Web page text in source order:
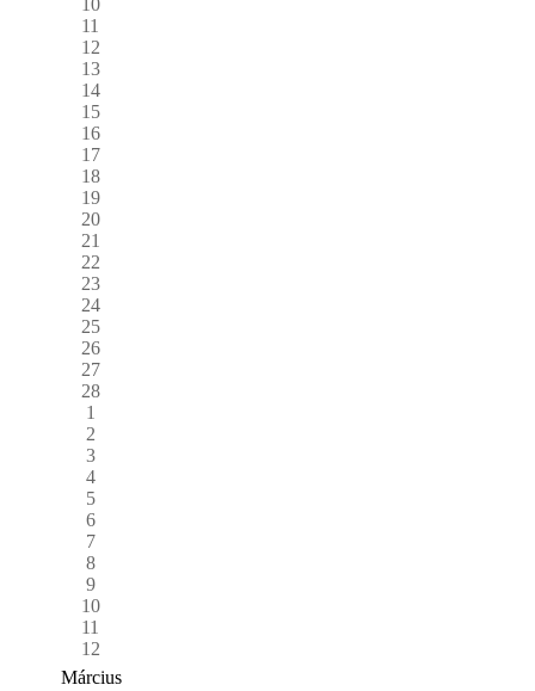
11
12
13
14
15
16
17
18
19
20
21
22
23
24
25
26
27
28
1
2
3
4
5
6
7
8
9
10
11
12
Március